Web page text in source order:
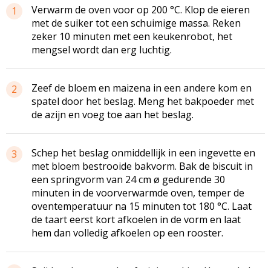
1
Verwarm de oven voor op 200 °C. Klop de eieren
met de suiker tot een schuimige massa. Reken
zeker 10 minuten met een keukenrobot, het
mengsel wordt dan erg luchtig.
2
Zeef de bloem en maizena in een andere kom en
spatel door het beslag. Meng het bakpoeder met
de azijn en voeg toe aan het beslag.
3
Schep het beslag onmiddellijk in een ingevette en
met bloem bestrooide bakvorm. Bak de biscuit in
een springvorm van 24 cm ø gedurende 30
minuten in de voorverwarmde oven, temper de
oventemperatuur na 15 minuten tot 180 °C. Laat
de taart eerst kort afkoelen in de vorm en laat
hem dan volledig afkoelen op een rooster.